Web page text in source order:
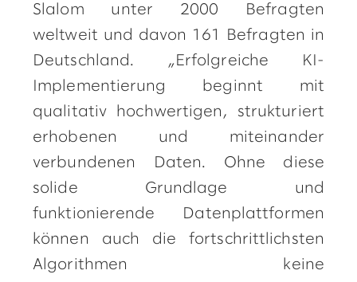
Slalom unter 2000 Befragten
weltweit und davon 161 Befragten in
Deutschland. „Erfolgreiche KI-
Implementierung beginnt mit
qualitativ hochwertigen, strukturiert
erhobenen und miteinander
verbundenen Daten. Ohne diese
solide Grundlage und
funktionierende Datenplattformen
können auch die fortschrittlichsten
Algorithmen keine